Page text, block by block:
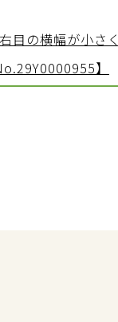
目の横幅が小さ
】